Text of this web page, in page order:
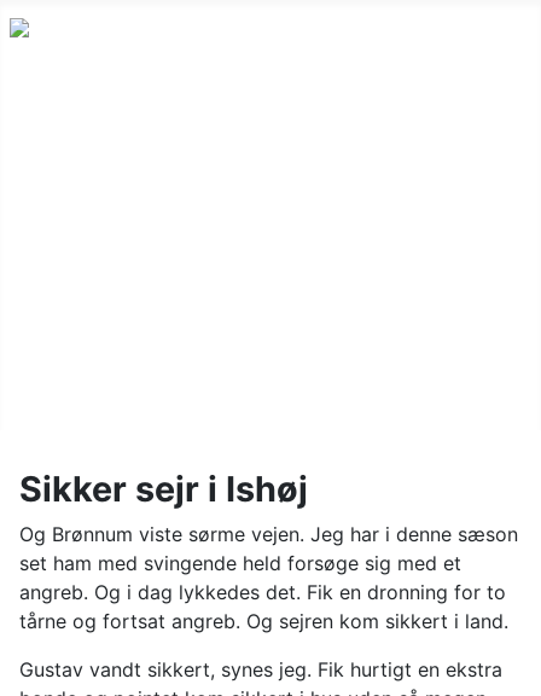
Sikker sejr i Ishøj
Og Brønnum viste sørme vejen. Jeg har i denne sæson
set ham med svingende held forsøge sig med et
angreb. Og i dag lykkedes det. Fik en dronning for to
tårne og fortsat angreb. Og sejren kom sikkert i land.
Gustav vandt sikkert, synes jeg. Fik hurtigt en ekstra